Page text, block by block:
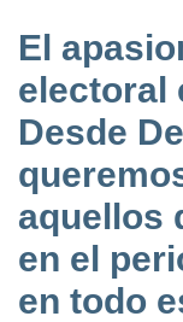
El
electoral
Desde
aquellos
en el
en todo